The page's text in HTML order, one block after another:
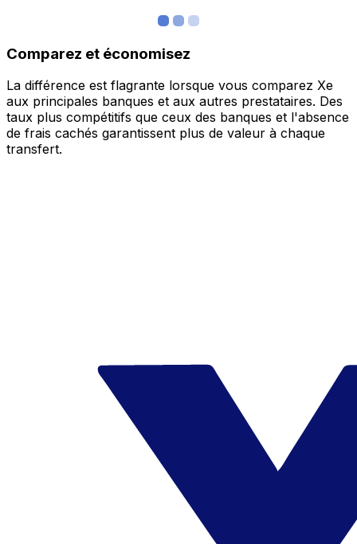
Comparez et économisez
La différence est flagrante lorsque vous comparez Xe
aux principales banques et aux autres prestataires. Des
taux plus compétitifs que ceux des banques et l'absence
de frais cachés garantissent plus de valeur à chaque
transfert.